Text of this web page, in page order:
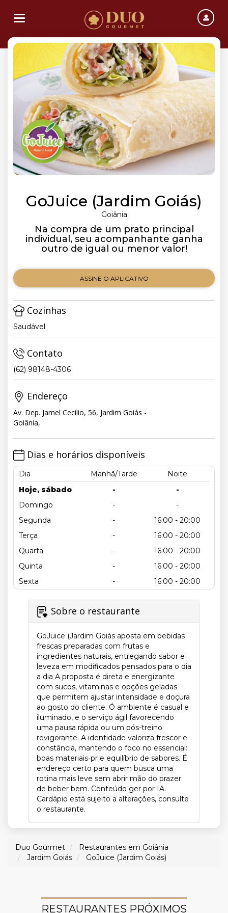
Toggle navigation
GoJuice (Jardim Goiás)
Goiânia
Na compra de um prato principal
individual, seu acompanhante ganha
outro de igual ou menor valor!
ASSINE O APLICATIVO
Cozinhas
Saudável
Contato
(62) 98148-4306
Endereço
Av. Dep. Jamel Cecílio, 56, Jardim Goiás -
Goiânia,
Dias e horários disponíveis
Dia Manhã/Tarde
Noite
Hoje, sábado
-
-
Domingo
-
-
Segunda
-
16:00 - 20:00
Terça
-
16:00 - 20:00
Quarta
-
16:00 - 20:00
Quinta
-
16:00 - 20:00
Sexta
- 16:00 - 20:00
Sobre o restaurante
GoJuice (Jardim Goiás aposta em bebidas
frescas preparadas com frutas e
ingredientes naturais, entregando sabor e
leveza em modificados pensados ​​para o dia
a dia A proposta é direta e energizante
com sucos, vitaminas e opções geladas
que permitem ajustar intensidade e doçura
ao gosto do cliente. Ó ambiente é casual e
iluminado, e o serviço ágil favorecendo
uma pausa rápida ou um pós-treino
revigorante. A identidade valoriza frescor e
constância, mantendo o foco no essencial:
boas materiais‑pr e equilíbrio de sabores. É
endereço certo para quem busca uma
rotina mais leve sem abrir mão do prazer
de beber bem. Conteúdo ger por IA.
Cardápio está sujeito a alterações, consulte
o restaurante.
Duo Gourmet
Restaurantes em Goiânia
Jardim Goiás
GoJuice (Jardim Goiás)
RESTAURANTES PRÓXIMOS